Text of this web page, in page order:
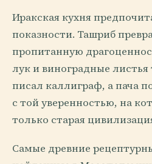
Иракская кухня
показности. Ташриб
пропитанную
лук и виноградные
писал каллиграф, а пача
с той уверенностью, на
только старая
Самые древние